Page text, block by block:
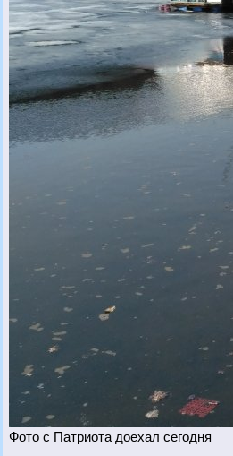
Фото с Патриота доехал сегодня